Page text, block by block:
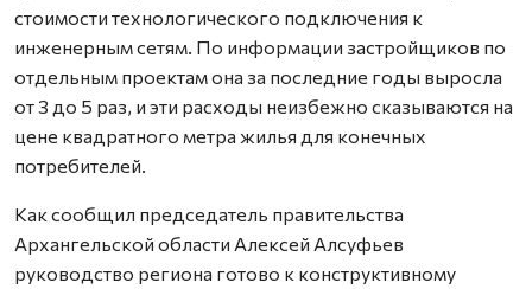
стоимости технологического подключения к
инженерным сетям. По информации застройщиков по
отдельным проектам она за последние годы выросла
от 3 до 5 раз, и эти расходы неизбежно сказываются на
цене квадратного метра жилья для конечных
потребителей.
Как сообщил председатель правительства
Архангельской области Алексей Алсуфьев
руководство региона готово к конструктивному